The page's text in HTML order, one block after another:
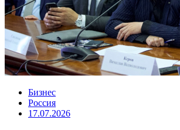
Бизнес
Россия
17.07.2026